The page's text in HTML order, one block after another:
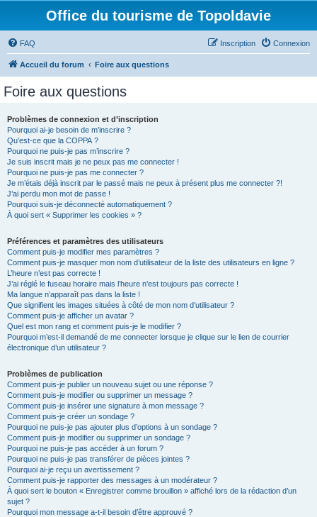
Office du tourisme de Topoldavie
FAQ Connexion
Inscription
Accueil du forum Foire aux questions
Foire aux questions
Problèmes de connexion et d’inscription
Pourquoi ai-je besoin de m’inscrire ?
Qu’est-ce que la COPPA ?
Pourquoi ne puis-je pas m’inscrire ?
Je suis inscrit mais je ne peux pas me connecter !
Pourquoi ne puis-je pas me connecter ?
Je m’étais déjà inscrit par le passé mais ne peux à présent plus me connecter ?!
J’ai perdu mon mot de passe !
Pourquoi suis-je déconnecté automatiquement ?
À quoi sert « Supprimer les cookies » ?
Préférences et paramètres des utilisateurs
Comment puis-je modifier mes paramètres ?
Comment puis-je masquer mon nom d’utilisateur de la liste des utilisateurs en ligne ?
L’heure n’est pas correcte !
J’ai réglé le fuseau horaire mais l’heure n’est toujours pas correcte !
Ma langue n’apparaît pas dans la liste !
Que signifient les images situées à côté de mon nom d’utilisateur ?
Comment puis-je afficher un avatar ?
Quel est mon rang et comment puis-je le modifier ?
Pourquoi m’est-il demandé de me connecter lorsque je clique sur le lien de courrier
électronique d’un utilisateur ?
Problèmes de publication
Comment puis-je publier un nouveau sujet ou une réponse ?
Comment puis-je modifier ou supprimer un message ?
Comment puis-je insérer une signature à mon message ?
Comment puis-je créer un sondage ?
Pourquoi ne puis-je pas ajouter plus d’options à un sondage ?
Comment puis-je modifier ou supprimer un sondage ?
Pourquoi ne puis-je pas accéder à un forum ?
Pourquoi ne puis-je pas transférer de pièces jointes ?
Pourquoi ai-je reçu un avertissement ?
Comment puis-je rapporter des messages à un modérateur ?
À quoi sert le bouton « Enregistrer comme brouillon » affiché lors de la rédaction d’un
sujet ?
Pourquoi mon message a-t-il besoin d’être approuvé ?